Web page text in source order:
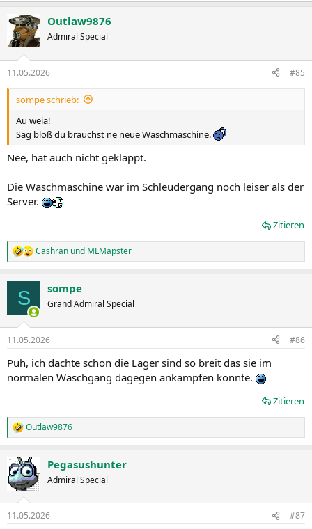
Outlaw9876
Admiral Special
11.05.2026 #85
sompe schrieb:
Au weia!
Sag bloß du brauchst ne neue Waschmaschine.
Nee, hat auch nicht geklappt.
Die Waschmaschine war im Schleudergang noch leiser als der
Server.
Zitieren
R
e
e
:
Cashran und MLMapster
S sompe
Grand Admiral Special
11.05.2026 #86
Puh, ich dachte schon die Lager sind so breit das sie im
normalen Waschgang dagegen ankämpfen konnte.
Zitieren
R
e
k
t
i
e
Outlaw9876
Pegasushunter
Admiral Special
11.05.2026 #87